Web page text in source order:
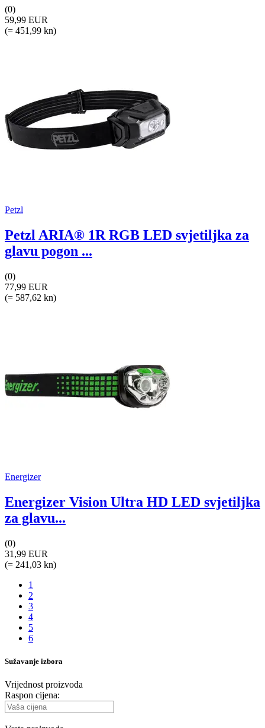
(0)
59,99 EUR
(= 451,99 kn)
Petzl
Petzl ARIA® 1R RGB LED svjetiljka za
glavu pogon ...
(0)
77,99 EUR
(= 587,62 kn)
Energizer
Energizer Vision Ultra HD LED svjetiljka
za glavu...
(0)
31,99 EUR
(= 241,03 kn)
1
2
3
4
5
6
Sužavanje izbora
Vrijednost proizvoda
Raspon cijena: